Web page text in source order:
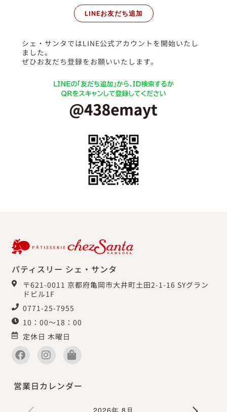
LINEお友だち追加
シェ・サンタではLINE公式アカウントを開始いたし
ました。
ぜひお友だち登録をお願いいたします。
パティスリー シェ・サンタ
〒621-0011 京都府亀岡市大井町土田2-1-16 SYグラン
ドビル1F
0771-25-7955
10：00～18：00
定休日 木曜日
営業日カレンダー
2026年 8月